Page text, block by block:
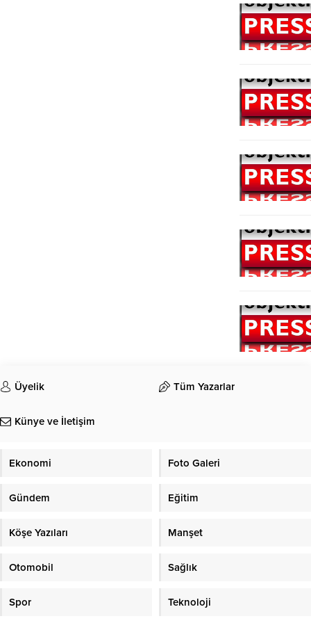
Üyelik Tüm Yazarlar
Künye ve İletişim
Ekonomi Foto Galeri
Gündem Eğitim
Köşe Yazıları Manşet
Otomobil Sağlık
Spor Teknoloji